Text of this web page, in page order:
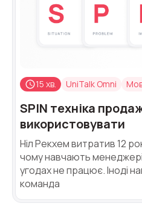
15 хв. UniTalk Omni
SPIN техніка
використовувати
Ніл Рекхем витратив 12
чому навчають
угодах не працює. Іноді
команда